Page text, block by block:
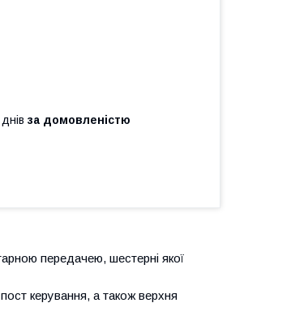
за домовленістю
передачею, шестерні якої
керування, а також верхня